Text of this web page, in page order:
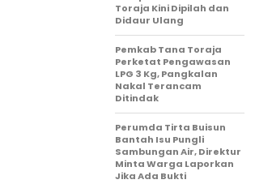
Toraja Kini Dipilah dan
Didaur Ulang
Pemkab Tana Toraja
Perketat Pengawasan
LPG 3 Kg, Pangkalan
Nakal Terancam
Ditindak
Perumda Tirta Buisun
Bantah Isu Pungli
Sambungan Air, Direktur
Minta Warga Laporkan
Jika Ada Bukti